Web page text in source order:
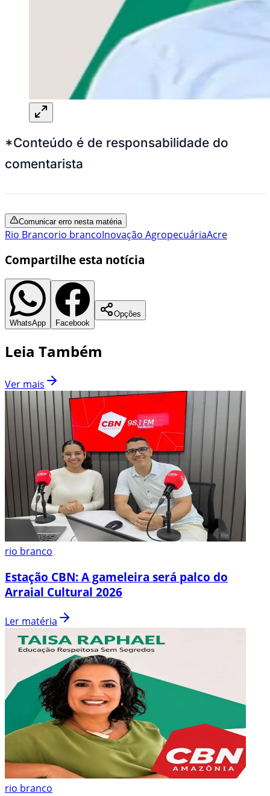
*Conteúdo é de responsabilidade do
comentarista
Comunicar erro nesta matéria
Rio Brancorio brancoInovação AgropecuáriaAcre
Compartilhe esta notícia
WhatsApp Facebook
Opções
Leia Também
Ver mais
rio branco
Estação CBN: A gameleira será palco do
Arraial Cultural 2026
Ler matéria
rio branco